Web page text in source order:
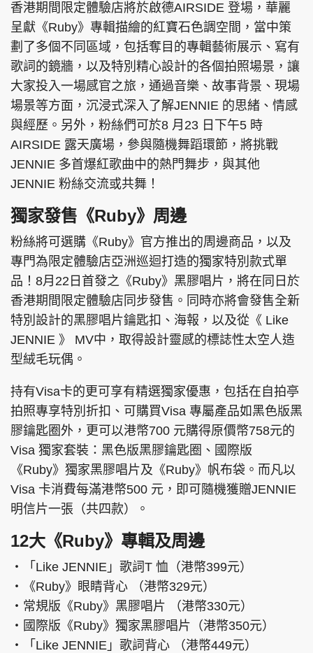
關於我們
聯絡我們
隱私政策聲明
使用條款
版權及免責聲明
Copyright © 東周網 版權所有 . 不得轉載
©Eastweek.com.hk. All rights reserved.
香港期間限定體驗店將於啟德AIRSIDE 登場，華麗
呈獻《Ruby》專輯描繪的紅寶石色調空間，當中策
劃了多個不同區域，包括奪目的專輯藝術展示、寫有
歌詞的鏡牆，以及特別精心設計的各個拍照場景，讓
大家投入一場感官之旅，通過音樂、故事背景、現場
場景等方面，沉浸式深入了解JENNIE 的思緒、情感
與經歷。另外，粉絲們可於8 月23 日下午5 時
AIRSIDE 露天廣場，參與隨機舞蹈環節，將挑戰
JENNIE 多首爆紅歌曲中的熱門舞步，與其他
JENNIE 粉絲交流或共舞！
獨家發售《Ruby》周邊
粉絲將可選購《Ruby》官方推出的周邊商品，以及
專門為限定體驗店亞洲巡迴打造的獨家特別款式單
品！8月22日首發之《Ruby》黑膠唱片，將在同日於
香港期間限定體驗店同步發售。同時亦將會發售全新
特別設計的黑膠唱片鑰匙扣、海報，以及從《 Like
JENNIE 》 MV中，取得設計靈感的標誌性太空人造
型絨毛玩偶。
持有Visa卡的更可享有精選獨家優惠，包括在自拍亭
拍照專享特別折扣、可購買Visa 專屬產品如黑色版黑
膠鑰匙圈外，更可以港幣700 元購得原價幣758元的
Visa 獨家套裝：黑色版黑膠鑰匙圈、國際版
《Ruby》獨家黑膠唱片及《Ruby》帆布袋。而凡以
Visa 卡消費每滿港幣500 元，即可隨機獲贈JENNIE
明信片一張（共四款）。
12大《Ruby》專輯及周邊
‧「Like JENNIE」歌詞T 恤（港幣399元）
‧《Ruby》眼睛背心 （港幣329元）
‧常規版《Ruby》黑膠唱片 （港幣330元）
‧國際版《Ruby》獨家黑膠唱片（港幣350元）
‧「Like JENNIE」歌詞背心 （港幣449元）